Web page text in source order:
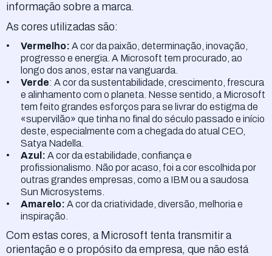
informação sobre a marca.
As cores utilizadas são:
Vermelho: A cor da paixão, determinação, inovação,
progresso e energia. A Microsoft tem procurado, ao
longo dos anos, estar na vanguarda.
Verde: A cor da sustentabilidade, crescimento, frescura
e alinhamento com o planeta. Nesse sentido, a Microsoft
tem feito grandes esforços para se livrar do estigma de
«supervilão» que tinha no final do século passado e início
deste, especialmente com a chegada do atual CEO,
Satya Nadella.
Azul: A cor da estabilidade, confiança e
profissionalismo. Não por acaso, foi a cor escolhida por
outras grandes empresas, como a IBM ou a saudosa
Sun Microsystems.
Amarelo: A cor da criatividade, diversão, melhoria e
inspiração.
Com estas cores, a Microsoft tenta transmitir a
orientação e o propósito da empresa, que não está